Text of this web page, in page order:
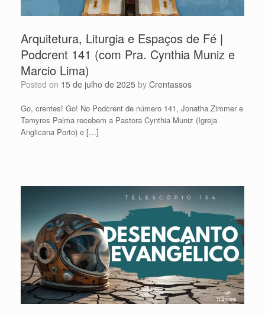
Arquitetura, Liturgia e Espaços de Fé |
Podcrent 141 (com Pra. Cynthia Muniz e
Marcio Lima)
Posted on 15 de julho de 2025 by Crentassos
Go, crentes! Go! No Podcrent de número 141, Jonatha Zimmer e
Tamyres Palma recebem a Pastora Cynthia Muniz (Igreja
Anglicana Porto) e […]